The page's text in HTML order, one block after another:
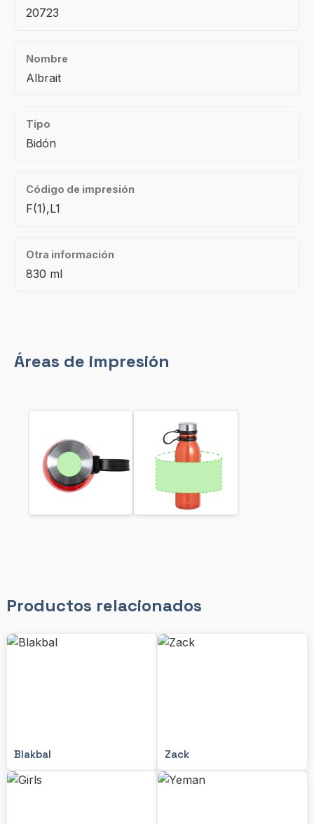
20723
Nombre
Albrait
Tipo
Bidón
Código de impresión
F(1),L1
Otra información
830 ml
Áreas de impresión
Productos relacionados
Blakbal Zack